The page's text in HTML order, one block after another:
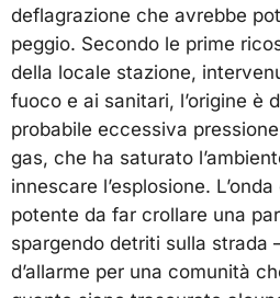
deflagrazione che avrebbe
peggio. Secondo le prime
della locale stazione,
fuoco e ai sanitari, l’origine è
probabile eccessiva
gas, che ha saturato
innescare l’esplosione.
potente da far crollare una
spargendo detriti sulla strada
d’allarme per una comunità